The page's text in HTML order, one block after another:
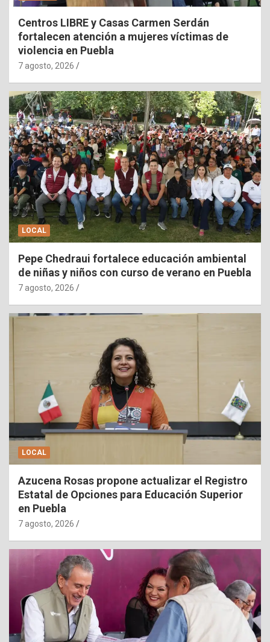
Centros LIBRE y Casas Carmen Serdán
fortalecen atención a mujeres víctimas de
violencia en Puebla
7 agosto, 2026
LOCAL
Pepe Chedraui fortalece educación ambiental
de niñas y niños con curso de verano en Puebla
7 agosto, 2026
LOCAL
Azucena Rosas propone actualizar el Registro
Estatal de Opciones para Educación Superior
en Puebla
7 agosto, 2026